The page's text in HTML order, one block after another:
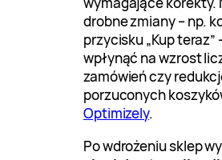
drobne zmiany – np.
przycisku „Kup teraz”
wpłynąć na wzrost
zamówień czy
porzuconych
Optimizely.
Po wdrożeniu sklep